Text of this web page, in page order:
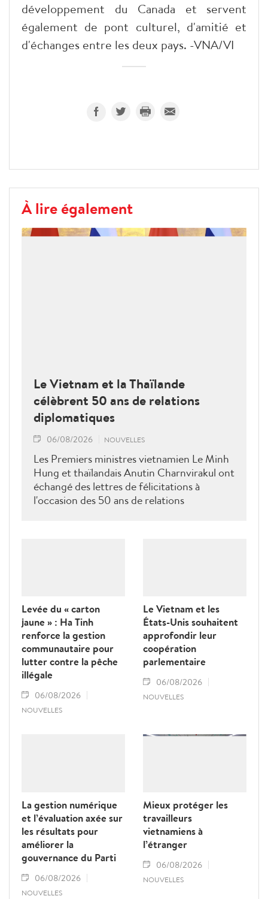
développement du Canada et servent
également de pont culturel, d'amitié et
d'échanges entre les deux pays. -VNA/VI
À lire également
Le Vietnam et la Thaïlande
célèbrent 50 ans de relations
diplomatiques
06/08/2026 NOUVELLES
Les Premiers ministres vietnamien Le Minh
Hung et thaïlandais Anutin Charnvirakul ont
échangé des lettres de félicitations à
l'occasion des 50 ans de relations
Levée du « carton
jaune » : Ha Tinh
renforce la gestion
communautaire pour
lutter contre la pêche
illégale
06/08/2026
NOUVELLES
Le Vietnam et les
États-Unis souhaitent
approfondir leur
coopération
parlementaire
06/08/2026
NOUVELLES
La gestion numérique
et l’évaluation axée sur
les résultats pour
améliorer la
gouvernance du Parti
06/08/2026
NOUVELLES
Mieux protéger les
travailleurs
vietnamiens à
l’étranger
06/08/2026
NOUVELLES